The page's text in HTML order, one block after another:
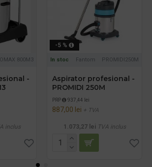
800M3
-
inclus
-5 %
In stoc Fantom PROMIDI250M
Aspirator profesional -
PROMIDI 250M
PRP 937,44 lei
887,00 lei + TVA
1.073,27 lei TVA inclus